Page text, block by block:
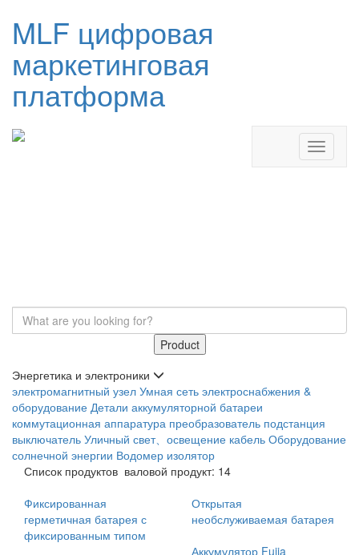
MLF цифровая
маркетинговая
платформа
Product
Энергетика и электроники
электромагнитный узел Умная сеть электроснабжения &
оборудование Детали аккумуляторной батареи
коммутационная аппаратура преобразователь подстанция
выключатель Уличный свет、освещение кабель Оборудование
солнечной энергии Водомер изолятор
Список продуктов валовой продукт: 14
Фиксированная
герметичная батарея с
фиксированным типом
Открытая
необслуживаемая батарея
Аккумулятор Fujia